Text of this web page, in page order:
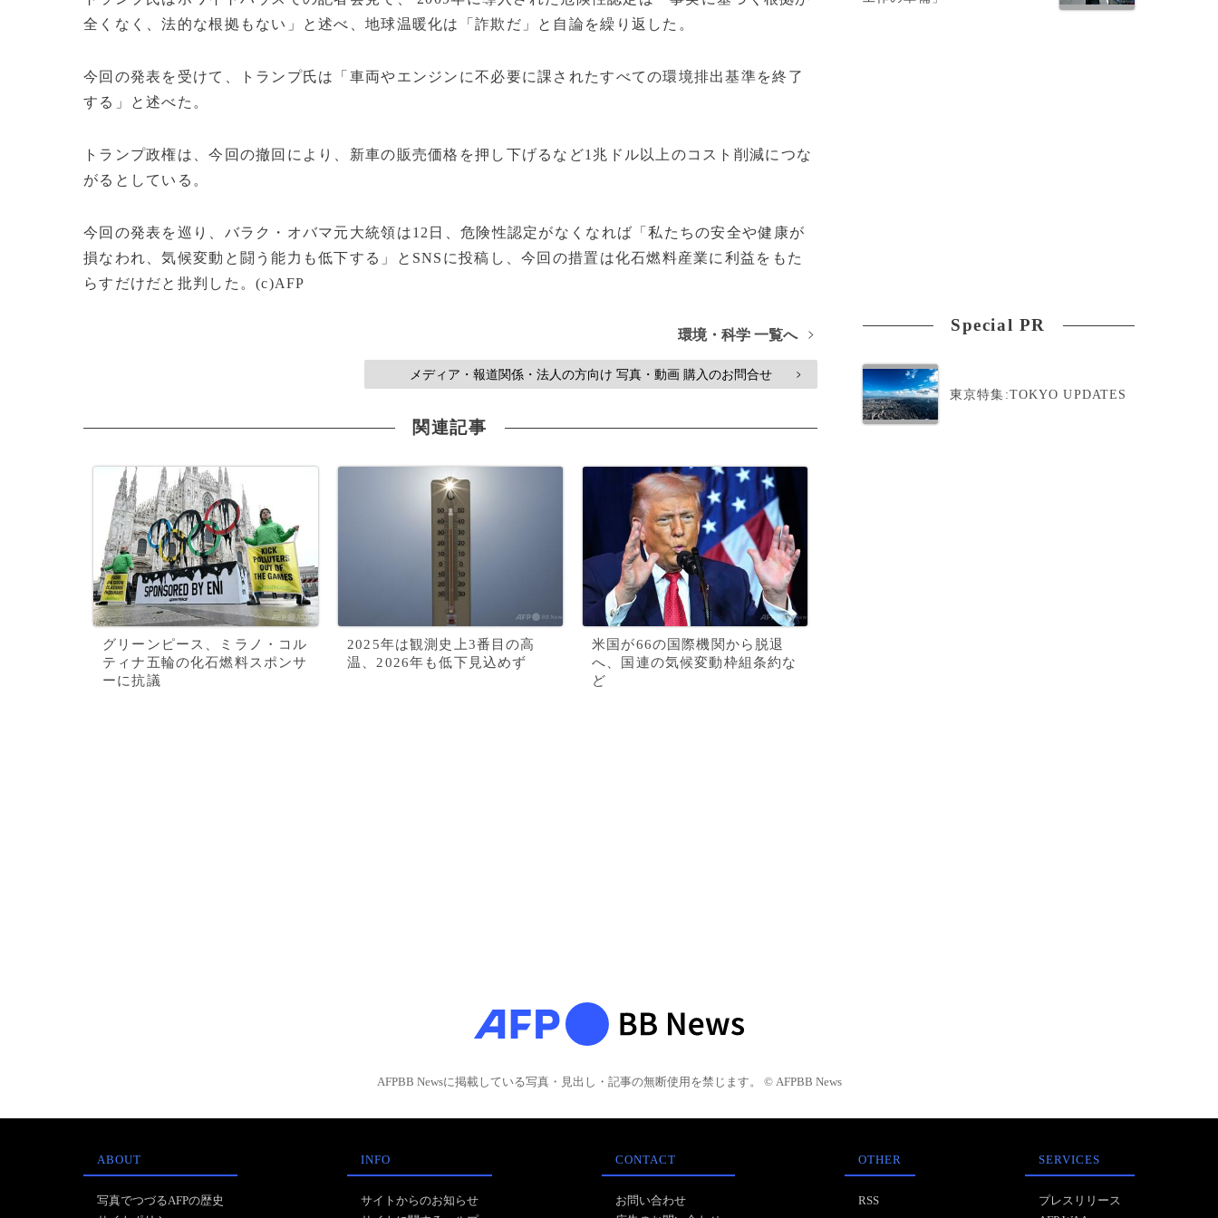
全くなく、法的な根拠もない」と述べ、地球温暖化は「詐欺だ」と自論を繰り返した。
今回の発表を受けて、トランプ氏は「車両やエンジンに不必要に課されたすべての環境排出基準を終了
する」と述べた。
トランプ政権は、今回の撤回により、新車の販売価格を押し下げるなど1兆ドル以上のコスト削減につな
がるとしている。
今回の発表を巡り、バラク・オバマ元大統領は12日、危険性認定がなくなれば「私たちの安全や健康が
損なわれ、気候変動と闘う能力も低下する」とSNSに投稿し、今回の措置は化石燃料産業に利益をもた
らすだけだと批判した。(c)AFP
環境・科学 一覧へ >
メディア・報道関係・法人の方向け 写真・動画 購入のお問合せ >
関連記事
グリーンピース、ミラノ・コル
ティナ五輪の化石燃料スポンサ
ーに抗議
2025年は観測史上3番目の高
温、2026年も低下見込めず
米国が66の国際機関から脱退
へ、国連の気候変動枠組条約な
ど
Special PR
東京特集:TOKYO UPDATES
AFPBB Newsに掲載している写真・見出し・記事の無断使用を禁じます。 © AFPBB News
ABOUT
写真でつづるAFPの歴史
INFO
サイトからのお知らせ
CONTACT
お問い合わせ
OTHER
RSS
SERVICES
プレスリリース